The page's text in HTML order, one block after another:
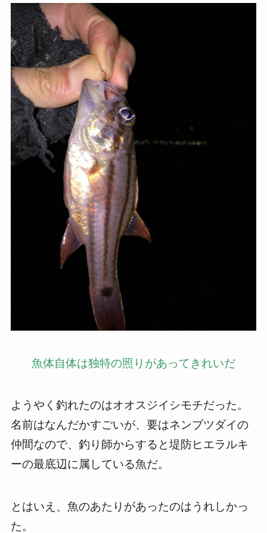
魚体自体は独特の照りがあってきれいだ
ようやく釣れたのはオオスジイシモチだった。
名前はなんだかすごいが、要はネンブツダイの
仲間なので、釣り師からすると堤防ヒエラルキ
ーの最底辺に属している魚だ。
とはいえ、魚のあたりがあったのはうれしかっ
た。